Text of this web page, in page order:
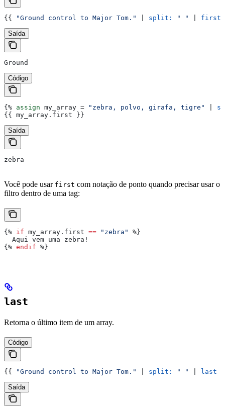
{{ "Ground control to Major Tom." split: " " first
Saída
Ground
Código
{% assign my_array = "zebra, polvo, girafa, tigre"
{{ my_array . first }}
Saída
zebra
Você pode usar first com notação de ponto quando precisar usar o
filtro dentro de uma tag:
{% if my_array . first == "zebra"
%}
  Aqui vem uma zebra!
{% endif %}
last
Retorna o último item de um array.
Código
{{ "Ground control to Major Tom." split: " " last
Saída